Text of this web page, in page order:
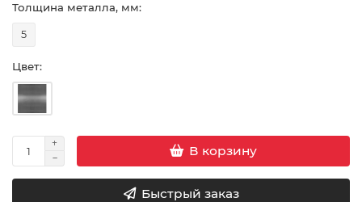
Толщина металла, мм:
5
Цвет:
В корзину
Быстрый заказ